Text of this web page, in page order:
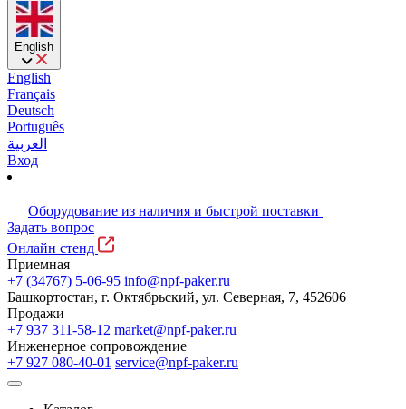
English
English
Français
Deutsch
Português
العربية
Вход
Оборудование из наличия и быстрой поставки
Задать вопрос
Онлайн стенд
Приемная
+7 (34767) 5-06-95 info@npf-paker.ru
Башкортостан, г. Октябрьский, ул. Северная, 7, 452606
Продажи
+7 937 311-58-12 market@npf-paker.ru
Инженерное сопровождение
+7 927 080-40-01 service@npf-paker.ru